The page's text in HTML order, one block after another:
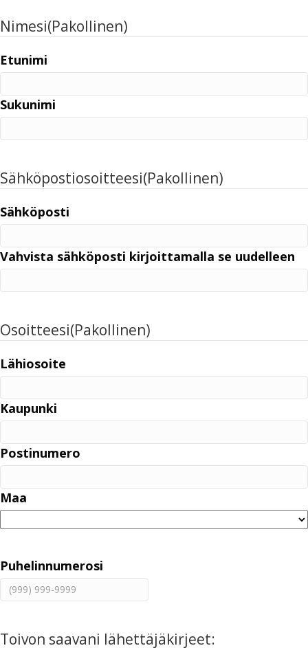
Nimesi(Pakollinen)
Etunimi
Sukunimi
Sähköpostiosoitteesi(Pakollinen)
Sähköposti
Vahvista sähköposti kirjoittamalla se uudelleen
Osoitteesi(Pakollinen)
Lähiosoite
Kaupunki
Postinumero
Maa
Puhelinnumerosi
Toivon saavani lähettäjäkirjeet: